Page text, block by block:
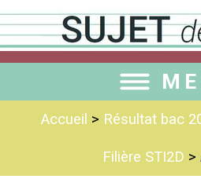
Accueil > Résultat bac
Filière STI2D >